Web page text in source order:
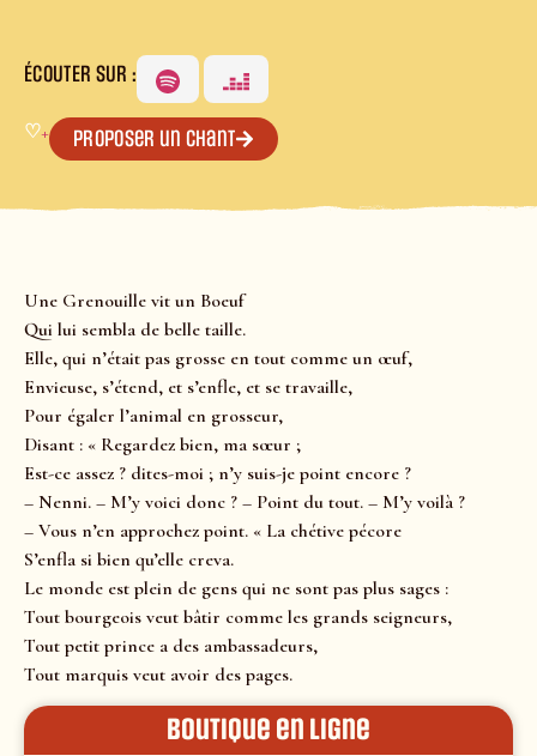
ÉCOUTER SUR :
♡+ Proposer un chant
Une Grenouille vit un Boeuf
Qui lui sembla de belle taille.
Elle, qui n’était pas grosse en tout comme un œuf,
Envieuse, s’étend, et s’enfle, et se travaille,
Pour égaler l’animal en grosseur,
Disant : « Regardez bien, ma sœur ;
Est-ce assez ? dites-moi ; n’y suis-je point encore ?
– Nenni. – M’y voici donc ? – Point du tout. – M’y voilà ?
– Vous n’en approchez point. « La chétive pécore
S’enfla si bien qu’elle creva.
Le monde est plein de gens qui ne sont pas plus sages :
Tout bourgeois veut bâtir comme les grands seigneurs,
Tout petit prince a des ambassadeurs,
Tout marquis veut avoir des pages.
Boutique en ligne